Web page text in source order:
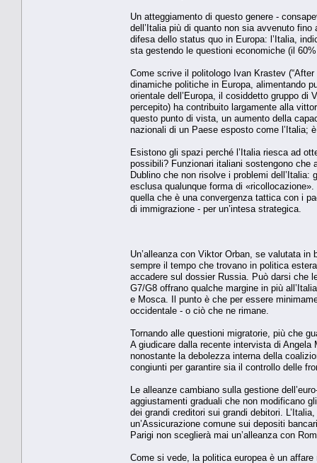
Un atteggiamento di questo genere -
dell’Italia più di quanto non sia avvenuto
difesa dello status quo in Europa: l’Italia,
sta gestendo le questioni economiche (il
Come scrive il politologo Ivan Krastev
dinamiche politiche in Europa, alimentando
orientale dell’Europa, il cosiddetto gruppo di
percepito) ha contribuito largamente alla
questo punto di vista, un aumento della
nazionali di un Paese esposto come l’Italia;
Esistono gli spazi perché l’Italia riesca ad
possibili? Funzionari italiani sostengono che
Dublino che non risolve i problemi dell’Italia:
esclusa qualunque forma di
quella che è una convergenza tattica con i
di immigrazione - per un’intesa strategica.
Un’alleanza con Viktor Orban, se valutata
sempre il tempo che trovano in politica
accadere sul dossier Russia. Può darsi che
G7/G8 offrano qualche margine in più
e Mosca. Il punto è che per essere
occidentale - o ciò che ne rimane.
Tornando alle questioni migratorie, più che
A giudicare dalla recente intervista di
nonostante la debolezza interna della
congiunti per garantire sia il controllo delle
Le alleanze cambiano sulla gestione
aggiustamenti graduali che non modificano
dei grandi creditori sui grandi debitori.
un’Assicurazione comune sui depositi
Parigi non sceglierà mai un’alleanza con
Come si vede, la politica europea è un